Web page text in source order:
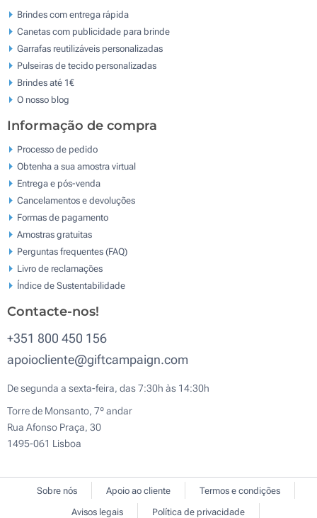
Brindes com entrega rápida
Canetas com publicidade para brinde
Garrafas reutilizáveis personalizadas
Pulseiras de tecido personalizadas
Brindes até 1€
O nosso blog
Informação de compra
Processo de pedido
Obtenha a sua amostra virtual
Entrega e pós-venda
Cancelamentos e devoluções
Formas de pagamento
Amostras gratuitas
Perguntas frequentes (FAQ)
Livro de reclamaçōes
Índice de Sustentabilidade
Contacte-nos!
+351 800 450 156
apoiocliente@giftcampaign.com
De segunda a sexta-feira, das 7:30h às 14:30h
Torre de Monsanto, 7º andar
Rua Afonso Praça, 30
1495-061 Lisboa
Sobre nós Apoio ao cliente
Termos e condições
Avisos legais
Política de privacidade